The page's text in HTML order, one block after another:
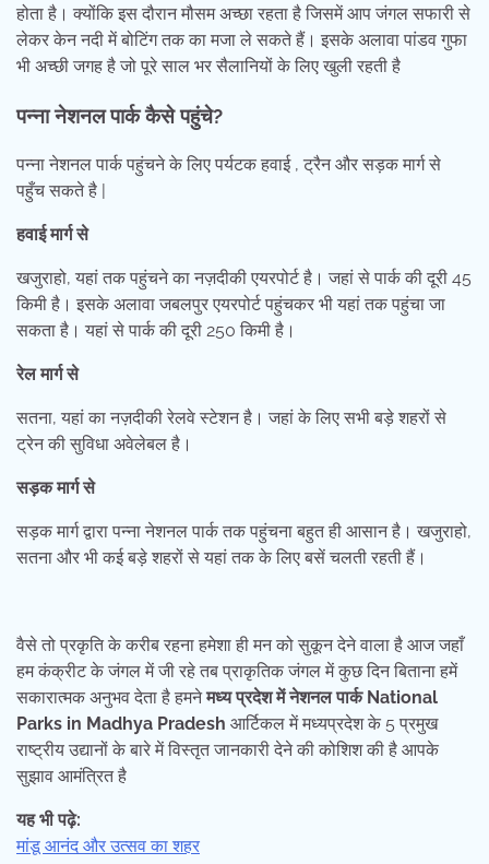
होता है। क्योंकि इस दौरान मौसम अच्छा रहता है जिसमें आप जंगल सफारी से
लेकर केन नदी में बोटिंग तक का मजा ले सकते हैं। इसके अलावा पांडव गुफा
भी अच्छी जगह है जो पूरे साल भर सैलानियों के लिए खुली रहती है
पन्ना नेशनल पार्क कैसे पहुंचे?
पन्ना नेशनल पार्क पहुंचने के लिए पर्यटक हवाई , ट्रैन और सड़क मार्ग से
पहुँच सकते है |
हवाई मार्ग से
खजुराहो, यहां तक पहुंचने का नज़दीकी एयरपोर्ट है। जहां से पार्क की दूरी 45
किमी है। इसके अलावा जबलपुर एयरपोर्ट पहुंचकर भी यहां तक पहुंचा जा
सकता है। यहां से पार्क की दूरी 250 किमी है।
रेल मार्ग से
सतना, यहां का नज़दीकी रेलवे स्टेशन है। जहां के लिए सभी बड़े शहरों से
ट्रेन की सुविधा अवेलेबल है।
सड़क मार्ग से
सड़क मार्ग द्वारा पन्ना नेशनल पार्क तक पहुंचना बहुत ही आसान है। खजुराहो,
सतना और भी कई बड़े शहरों से यहां तक के लिए बसें चलती रहती हैं।
वैसे तो प्रकृति के करीब रहना हमेशा ही मन को सुकून देने वाला है आज जहाँ
हम कंक्रीट के जंगल में जी रहे तब प्राकृतिक जंगल में कुछ दिन बिताना हमें
सकारात्मक अनुभव देता है हमनेमध्य प्रदेश में नेशनल पार्क National
Parks in Madhya Pradesh आर्टिकल में मध्यप्रदेश के 5 प्रमुख
राष्ट्रीय उद्यानों के बारे में विस्तृत जानकारी देने की कोशिश की है आपके
सुझाव आमंत्रित है
यह भी पढ़े:
मांडू आनंद और उत्सव का शहर